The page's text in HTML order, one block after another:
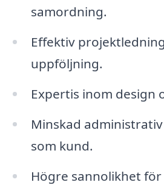
samordning.
Effektiv
uppföljning.
Expertis inom design
Minskad
som kund.
Högre sannolikhet